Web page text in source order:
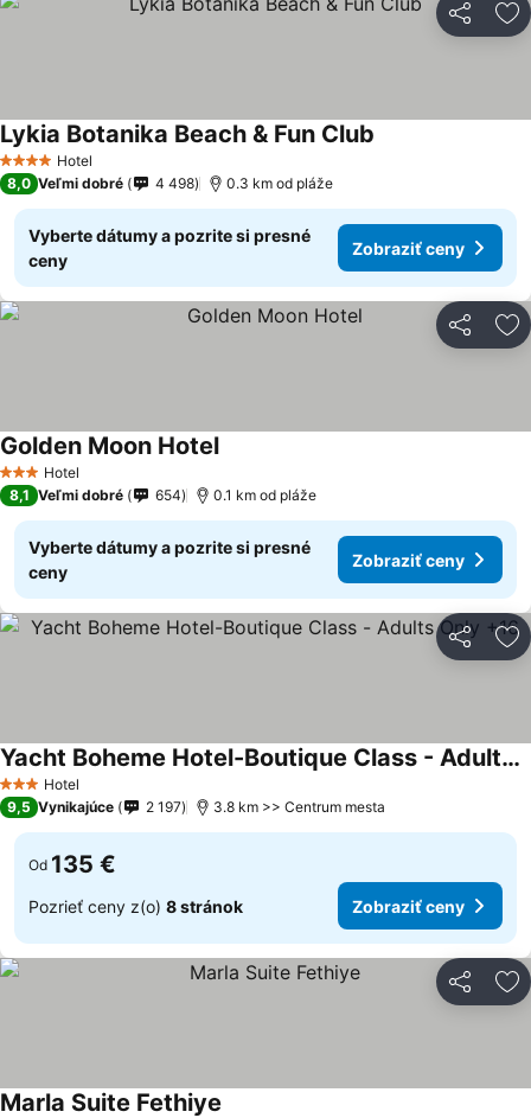
Zdieľať
4 Počet hviezdičiek
Hotel
Lykia Botanika Beach & Fun Club
8,0 Veľmi dobré 4 498 0.3 km od pláže
Vyberte dátumy a pozrite si presné
ceny
Zobraziť ceny
Zdieľať
3 Počet hviezdičiek
Hotel
Golden Moon Hotel
8,1 Veľmi dobré 654 0.1 km od pláže
Vyberte dátumy a pozrite si presné
ceny
Zobraziť ceny
Zdieľať
3 Počet hviezdičiek
Hotel
Yacht Boheme Hotel-Boutique Class - Adults Only +16
9,5 Vynikajúce 2 197 3.8 km >> Centrum mesta
Od 135 €
Pozrieť ceny z(o) 8 stránok Zobraziť ceny
Zdieľať
Marla Suite Fethiye